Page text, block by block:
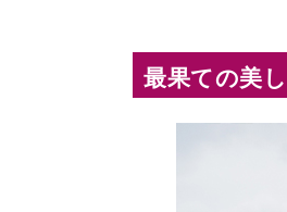
最果ての美